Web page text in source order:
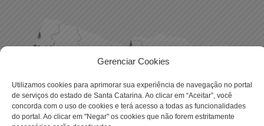
Gerenciar Cookies
Utilizamos cookies para aprimorar sua experiência de navegação no portal
de serviços do estado de Santa Catarina. Ao clicar em “Aceitar”, você
concorda com o uso de cookies e terá acesso a todas as funcionalidades
do portal. Ao clicar em "Negar" os cookies que não forem estritamente